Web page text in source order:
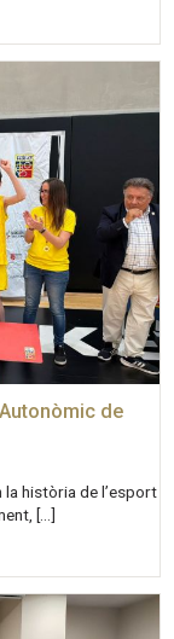
de
història de l’esport
[…]